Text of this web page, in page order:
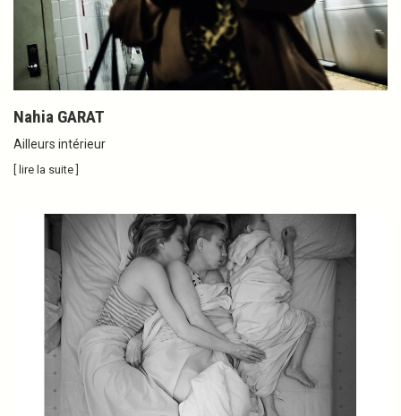
Nahia GARAT
Ailleurs intérieur
[ lire la suite ]